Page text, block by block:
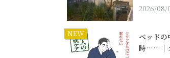
2026/08/
NEW
ベッドの
時……｜